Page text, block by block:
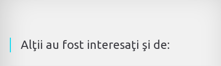
Alţii au fost interesaţi şi de: